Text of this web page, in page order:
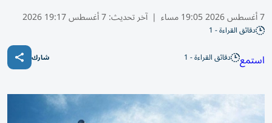
7 أغسطس 2026 19:05 مساء | آخر تحديث:7 أغسطس 19:17 2026
دقائق القراءة - 1
استمع دقائق القراءة - 1 شارك